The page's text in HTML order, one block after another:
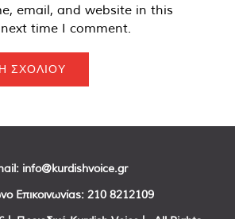
email, and website in this
time I comment.
info@kurdishvoice.gr
Επικοινωνίας: 210 8212109